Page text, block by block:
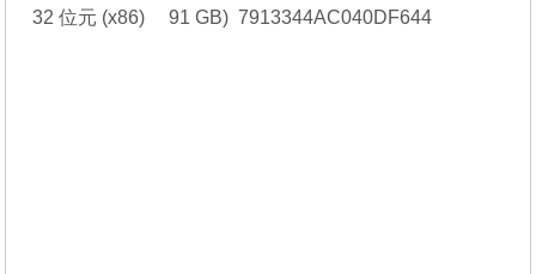
32 位元 (x86)
91 GB) 7913344AC040DF644